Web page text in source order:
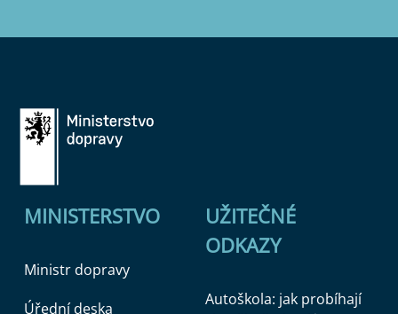
MINISTERSTVO
Ministr dopravy
Úřední deska
UŽITEČNÉ
ODKAZY
Autoškola: jak probíhají